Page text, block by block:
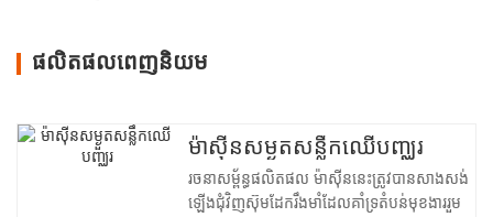
ផលិតផលពេញនិយម
ម៉ាស៊ីនសម្ងួតសន្លឹកឈើបញ្ឈរ
រចនាសម្ព័ន្ធផលិតផល ម៉ាស៊ីននេះត្រូវបានសាងសង់
ឡើងជុំវិញស៊ុមដែករឹងមាំដែលគាំទ្រតំបន់មុខងាររួម